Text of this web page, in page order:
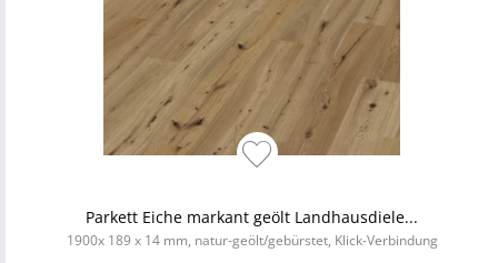
Parkett Eiche markant geölt Landhausdiele...
1900x 189 x 14 mm, natur-geölt/gebürstet, Klick-Verbindung